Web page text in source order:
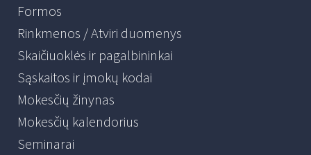
Formos
Rinkmenos / Atviri duomenys
Skaičiuoklės ir pagalbininkai
Sąskaitos ir įmokų kodai
Mokesčių žinynas
Mokesčių kalendorius
Seminarai